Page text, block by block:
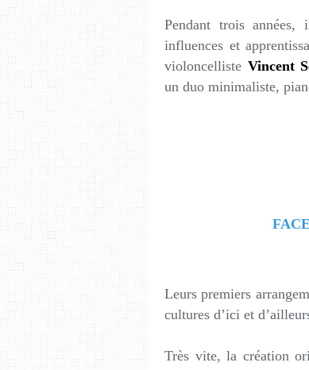
Pendant trois années,
influences et
violoncelliste Vincent
un duo minimaliste,
Leurs premiers
cultures d’ici et
Très vite, la création